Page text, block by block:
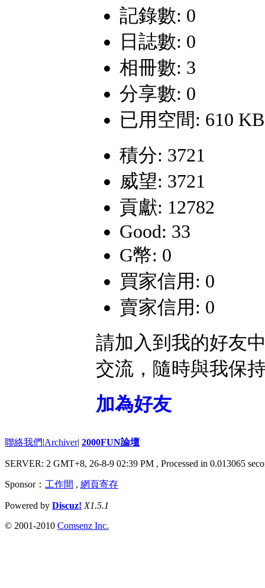
記錄數: 0
日誌數: 0
相冊數: 3
分享數: 0
已用空間: 610 KB
積分: 3721
威望: 3721
貢獻: 12782
Good: 33
G幣: 0
買家信用: 0
賣家信用: 0
請加入到我的好友
交流，隨時與我保
加為好友
聯絡我們|Archiver| 2000FUN論壇
SERVER: 2 GMT+8, 26-8-9 02:39 PM , Processed in 0.013065
Sponsor： 工作間 , 網頁寄存
Powered by Discuz! X1.5.1
© 2001-2010 Comsenz Inc.